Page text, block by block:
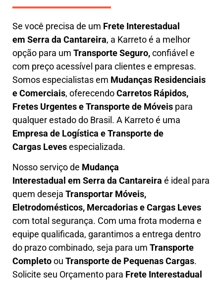
Se você precisa de um Frete Interestadual
em Serra da Cantareira, a Karreto é a melhor
opção para um Transporte Seguro,confiável e
com preço acessível para clientes e empresas.
Somos especialistas em Mudanças Residenciais
e Comerciais, oferecendoCarretos Rápidos,
Fretes Urgentes e Transporte de Móveis para
qualquer estado do Brasil. A Karretoé uma
Empresa de Logística e Transporte de
Cargas Levesespecializada.
Nosso serviço de Mudança
Interestadual em Serra da Cantareira é ideal para
quem deseja Transportar Móveis,
Eletrodomésticos, Mercadorias e Cargas Leves
com total segurança. Com uma frota moderna e
equipe qualificada, garantimos a entrega dentro
do prazo combinado, seja para um Transporte
Completoou Transporte de Pequenas Cargas.
Solicite seu Orçamento para Frete Interestadual